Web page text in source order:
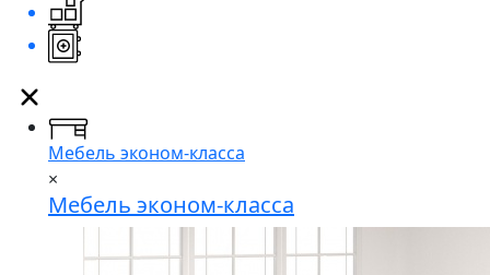
Мебель эконом-класса
×
Мебель эконом-класса